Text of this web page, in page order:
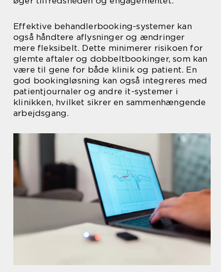
Effektive behandlerbooking-systemer kan
også håndtere aflysninger og ændringer
mere fleksibelt. Dette minimerer risikoen for
glemte aftaler og dobbeltbookinger, som kan
være til gene for både klinik og patient. En
god bookingløsning kan også integreres med
patientjournaler og andre it-systemer i
klinikken, hvilket sikrer en sammenhængende
arbejdsgang.